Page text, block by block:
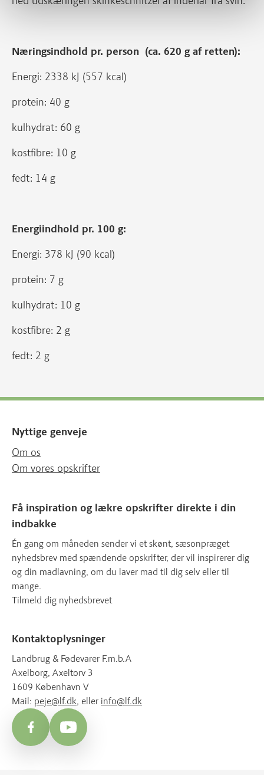
Næringsindhold pr. person (ca. 620 g af retten):
Energi: 2338 kJ (557 kcal)
protein: 40 g
kulhydrat: 60 g
kostfibre: 10 g
fedt: 14 g
Energiindhold pr. 100 g:
Energi: 378 kJ (90 kcal)
protein: 7 g
kulhydrat: 10 g
kostfibre: 2 g
fedt: 2 g
Nyttige genveje
Om os
Om vores opskrifter
Få inspiration og lækre opskrifter direkte i din
indbakke
Én gang om måneden sender vi et skønt, sæsonpræget
nyhedsbrev med spændende opskrifter, der vil inspirerer dig
og din madlavning, om du laver mad til dig selv eller til
mange.
Tilmeld dig nyhedsbrevet
Kontaktoplysninger
Landbrug & Fødevarer F.m.b.A
Axelborg, Axeltorv 3
1609 København V
Mail: peje@lf.dk, eller info@lf.dk
FacebookYouTube